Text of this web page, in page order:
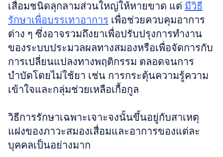
เสื่อมชนิดลุกลามส่วนใหญ่ให้หายขาด แต่ มีวิธี
รักษาเพื่อบรรเทาอาการ เพื่อช่วยควบคุมอาการ
ต่าง ๆ ซึ่งอาจรวมถึงยาเพื่อปรับปรุงการทำงาน
ของระบบประมวลผลทางสมองหรือเพื่อจัดการกับ
การเปลี่ยนแปลงทางพฤติกรรม ตลอดจนการ
บำบัดโดยไม่ใช้ยา เช่น การกระตุ้นความรู้ความ
เข้าใจและกลุ่มช่วยเหลือเกื้อกูล
วิธีการรักษาเฉพาะเจาะจงนั้นขึ้นอยู่กับสาเหตุ
แฝงของภาวะสมองเสื่อมและอาการของแต่ละ
บุคคลเป็นอย่างมาก